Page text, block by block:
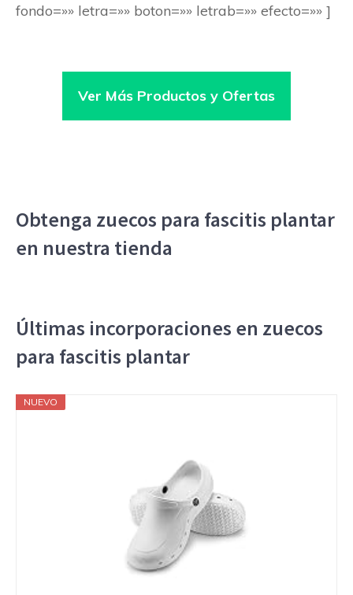
fondo=»» letra=»» boton=»» letrab=»» efecto=»» ]
Ver Más Productos y Ofertas
Obtenga zuecos para fascitis plantar
en nuestra tienda
Últimas incorporaciones en zuecos
para fascitis plantar
NUEVO